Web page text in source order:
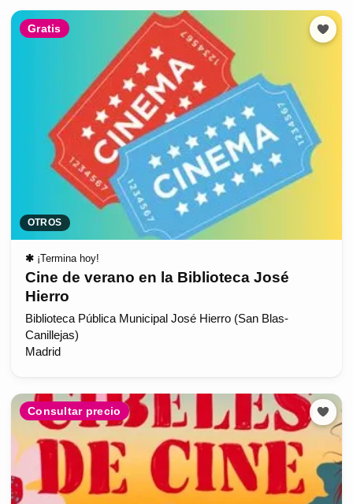
Gratis
OTROS
✱ ¡Termina hoy!
Cine de verano en la Biblioteca José
Hierro
Biblioteca Pública Municipal José Hierro (San Blas-
Canillejas)
Madrid
Consultar precio